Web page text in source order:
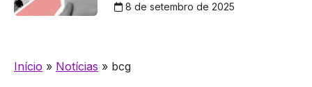
8 de setembro de 2025
Início » Notícias » bcg